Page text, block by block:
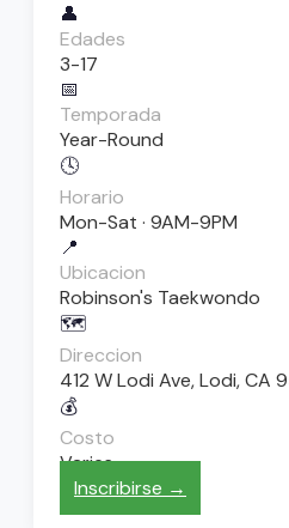
👤
Edades
3-17
📅
Temporada
Year-Round
🕓
Horario
Mon-Sat · 9AM-9PM
📍
Ubicacion
Robinson's Taekwondo
🗺️
Direccion
412 W Lodi Ave, Lodi, CA
💰
Costo
Varies
Inscribirse →